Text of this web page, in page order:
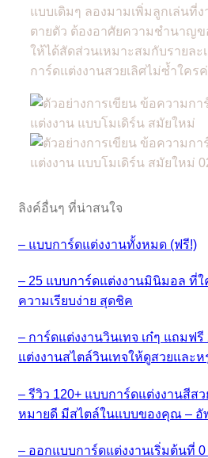
แบบเดิมๆ ลองมามเพิ่มลูกเล่นที่
ตายตัว ต้องอาศัยความชำนาญ
ให้ได้สัดส่วนเหมาะสมกับรายละ
การ์ดแต่งงานสวยเลิศไม่ซ้ำใคร
ลิงค์อื่นๆ ที่น่าสนใจ
– แบบการ์ดแต่งงานทั้งหมด (ฟรี!)
– 25 แบบการ์ดแต่งงานมินิมอล ที่
ความเรียบง่าย สุดชิค
– การ์ดแต่งงานวินเทจ เก๋ๆ แถมฟ
แต่งงานสไตล์วินเทจให้ดูสวยและ
– รีวิว 120+ แบบการ์ดแต่งงานสีส
หมายดี มีสไตล์ในแบบของคุณ – อั
– ออกแบบการ์ดแต่งงานเริ่มต้นที่